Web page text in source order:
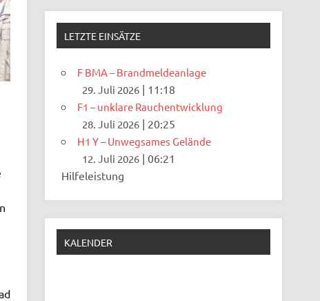
LETZTE EINSÄTZE
F BMA – Brandmeldeanlage
29. Juli 2026 | 11:18
F1 – unklare Rauchentwicklung
28. Juli 2026 | 20:25
H1 Y – Unwegsames Gelände
12. Juli 2026 |06:21
Hilfeleistung
KALENDER